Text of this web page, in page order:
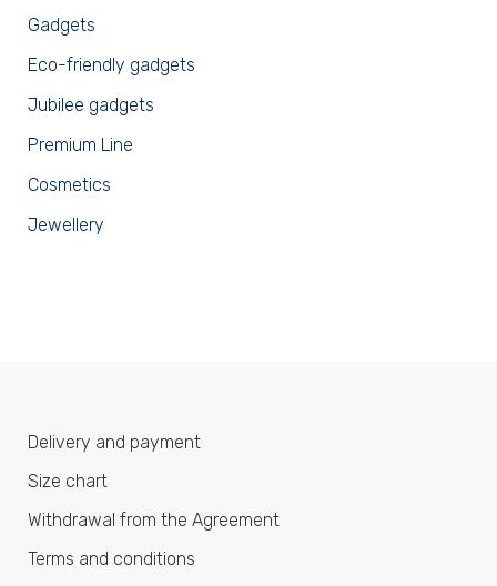
Gadgets
Eco-friendly gadgets
Jubilee gadgets
Premium Line
Cosmetics
Jewellery
Delivery and payment
Size chart
Withdrawal from the Agreement
Terms and conditions